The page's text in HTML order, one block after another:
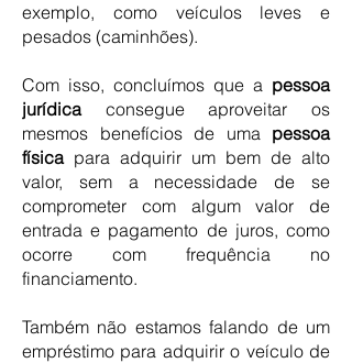
exemplo, como veículos leves e
pesados (caminhões).
Com isso, concluímos que a pessoa
jurídicaconsegue aproveitar os
mesmos benefícios de uma pessoa
físicapara adquirir um bem de alto
valor, sem a necessidade de se
comprometer com algum valor de
entrada e pagamento de juros, como
ocorre com frequência no
financiamento.
Também não estamos falando de um
empréstimo para adquirir o veículo de